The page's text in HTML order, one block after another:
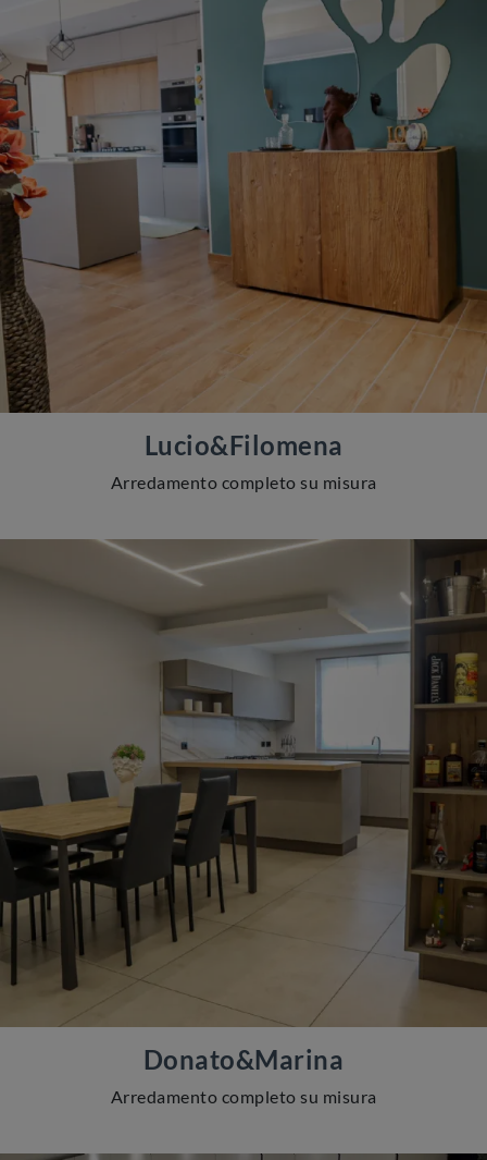
Lucio&Filomena
Arredamento completo su misura
Donato&Marina
Arredamento completo su misura